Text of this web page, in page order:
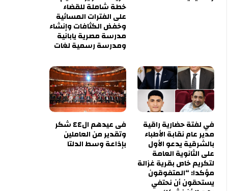
خطة شاملة للقضاء
على الفترات المسائية
وخفض الكثافات وإنشاء
مدرسة مصرية يابانية
ومدرسة رسمية لغات
في لفتة حضارية راقية
مدير عام نقابة الأطباء
بالشرقية يدعو الأول
على الثانوية العامة
لتكريم خاص بقرية غزالة
مؤكدا: “المتفوقون
يستحقون أن نحتفي
فى عيدهم ال٤٤ شكر
وتقدير من العاملين
بإذاعة وسط الدلتا